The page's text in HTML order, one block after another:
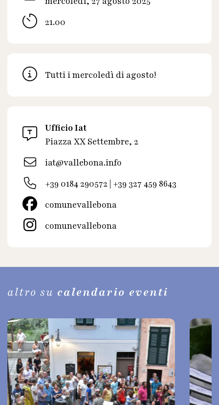
21.00
Tutti i mercoledì di agosto!
Ufficio Iat
Piazza XX Settembre, 2
iat@vallebona.info
+39 0184 290572 | +39 327 459 8643
comunevallebona
comunevallebona
altro su calendario eventi